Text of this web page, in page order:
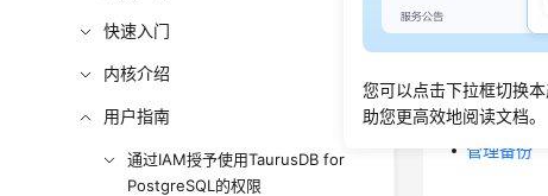
您可以点击下拉框切换
助您更高效地阅读文档。
快速入门
内核介绍
用户指南
通过IAM授予使用TaurusDB for
PostgreSQL的权限
备份类型
创建实例级
管理备份